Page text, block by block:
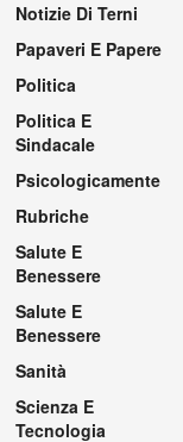
Notizie Di Terni
Papaveri E Papere
Politica
Politica E
Sindacale
Psicologicamente
Rubriche
Salute E
Benessere
Salute E
Benessere
Sanità
Scienza E
Tecnologia